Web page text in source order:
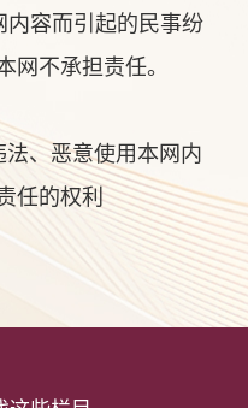
容而引起的民事纷
网不承担责任。
、恶意使用本网内
任的权利